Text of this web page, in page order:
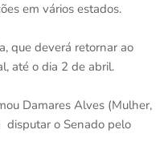
em vários estados.
que deverá retornar ao
até o dia 2 de abril.
Damares Alves (Mulher,
disputar o Senado pelo